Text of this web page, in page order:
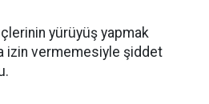
yürüyüş yapmak
izin vermemesiyle şiddet